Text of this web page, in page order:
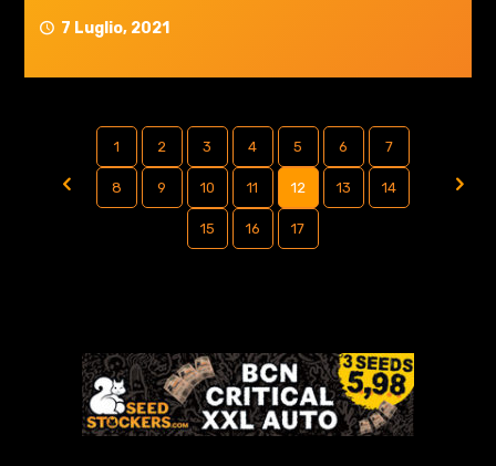
7 Luglio, 2021
1 2 3 4 5 6 7
8 9 10 11 12 13 14
15 16 17